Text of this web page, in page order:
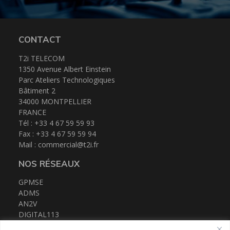
CONTACT
T2i TELECOM
1350 Avenue Albert Einstein
Parc Ateliers Technologiques
Bâtiment 2
34000 MONTPELLIER
FRANCE
Tél : +33 4 67 59 59 93
Fax : +33 4 67 59 59 94
Mail : commercial@t2i.fr
NOS RÉSEAUX
GPMSE
ADMS
AN2V
DIGITAL113